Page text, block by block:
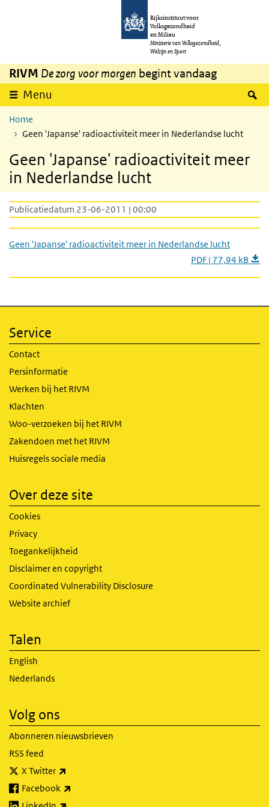
Overslaan en naar de inhoud gaan
Rijksinstituut voor
Volksgezondheid
en Milieu
Ministerie van Volksgezondheid,
Welzijn en Sport
RIVM De zorg voor morgen begint vandaag
Menu
Home
Geen 'Japanse' radioactiviteit meer in Nederlandse lucht
Geen 'Japanse' radioactiviteit meer
in Nederlandse lucht
Publicatiedatum 23-06-2011 | 00:00
Geen 'Japanse' radioactiviteit meer in Nederlandse lucht
PDF | 77,94 kB
Service
Contact
Persinformatie
Werken bij het RIVM
Klachten
Woo-verzoeken bij het RIVM
Zakendoen met het RIVM
Huisregels sociale media
Over deze site
Cookies
Privacy
Toegankelijkheid
Disclaimer en copyright
Coordinated Vulnerability Disclosure
Website archief
Talen
English
Nederlands
Volg ons
Abonneren nieuwsbrieven
RSS feed
X Twitter
Facebook